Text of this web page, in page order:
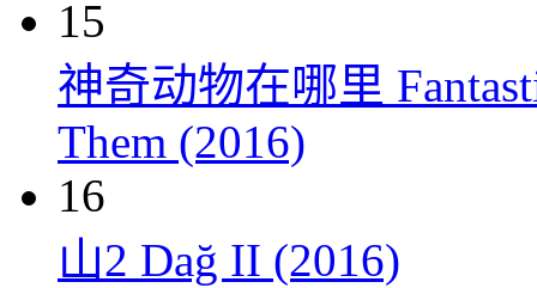
15
神奇动物在哪里
Them (2016)
16
山2 Dağ II (2016)